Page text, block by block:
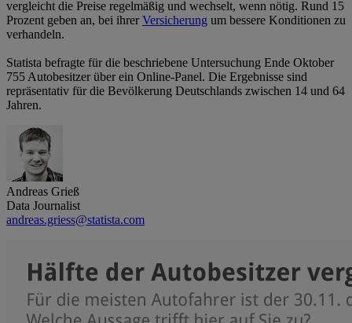
vergleicht die Preise regelmäßig und wechselt, wenn nötig. Rund 15
Prozent geben an, bei ihrerVersicherung um bessere Konditionen zu
verhandeln.
Statista befragte für die beschriebene Untersuchung Ende Oktober
755 Autobesitzer über ein Online-Panel. Die Ergebnisse sind
repräsentativ für die Bevölkerung Deutschlands zwischen 14 und 64
Jahren.
Andreas Grieß
Data Journalist
andreas.griess@statista.com